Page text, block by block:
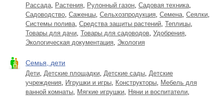
Рассада, Растения, Рулонный газон, Садовая техника,
Садоводство, Саженцы, Сельхозпродукция, Семена, Сеялки,
Системы полива, Средства защиты растений, Теплицы,
Товары для дачи, Товары для садоводов, Удобрения,
Экологическая документация, Экология
Семья, дети
Дети, Детские площадки, Детские сады, Детские
учреждения, Игрушки и игры, Конструкторы, Мебель для
ванной комнаты, Мягкие игрушки, Няни и воспитатели,